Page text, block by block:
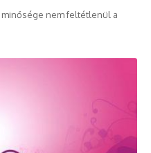
nem feltétlenül a